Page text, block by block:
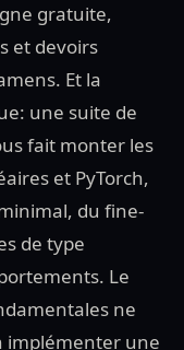
gratuite,
et devoirs
Et la
une suite de
fait monter les
et PyTorch,
du fine-
de type
Le
ne
implémenter une